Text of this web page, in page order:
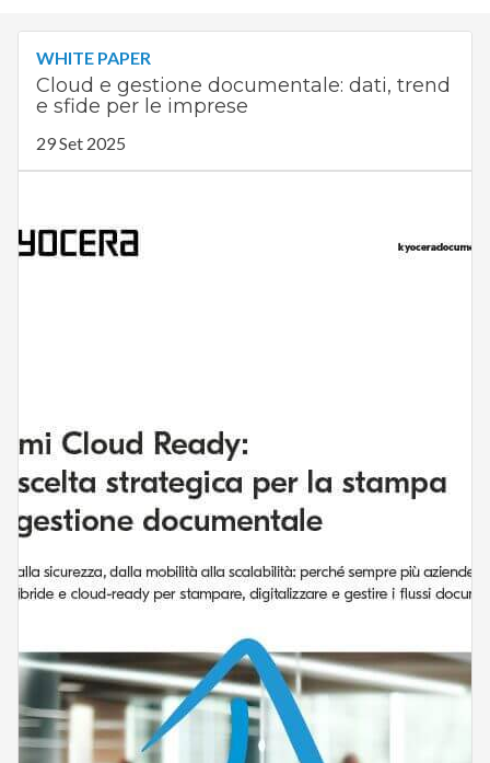
WHITE PAPER
Cloud e gestione documentale: dati, trend
e sfide per le imprese
29 Set 2025